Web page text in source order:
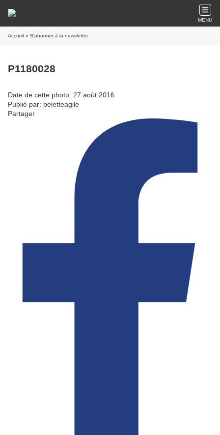
MENU
Accueil » S'abonner à la newsletter
P1180028
Date de cette photo: 27 août 2016
Publié par: beletteagile
Partager